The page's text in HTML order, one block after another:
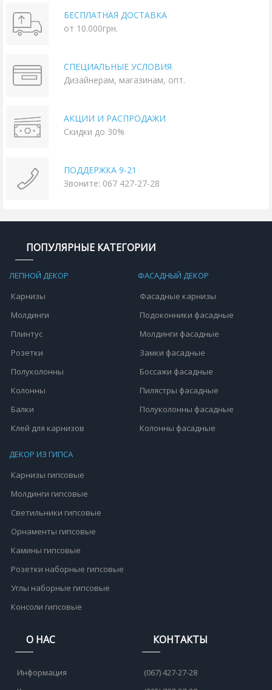
БЕСПЛАТНАЯ ДОСТАВКА
от 10.000грн.
СПЕЦИАЛЬНЫЕ УСЛОВИЯ
Дизайнерам, магазинам, опт.
АКЦИИ И РАСПРОДАЖИ
Скидки до 30%
ПОДДЕРЖКА 9-21
Звоните: 067 427-27-28
ПОПУЛЯРНЫЕ КАТЕГОРИИ
ЛЕПНОЙ ДЕКОР
Карнизы
Молдинги
Плинтус
Розетки
Полуколонны
Колонны
Балки
Клей для карнизов
ФАСАДНЫЙ ДЕКОР
Фасадные карнизы
Подоконники фасадные
Молдинги фасадные
Замки фасадные
Боссажи фасадные
Пилястры фасадные
Полуколонны фасадные
Колонны фасадные
ДЕКОР ИЗ ГИПСА
Карнизы гипсовые
Молдинги гипсовые
Светильники гипсовые
Орнаменты гипсовые
Камины гипсовые
Розетки наборные гипсовые
Углы наборные гипсовые
Консоли гипсовые
О НАС
Информация
КОНТАКТЫ
(067) 427-27-28